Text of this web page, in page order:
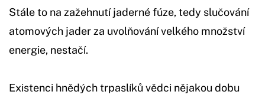
Stále to na zažehnutí jaderné fúze, tedy slučování
atomových jader za uvolňování velkého množství
energie, nestačí.
Existenci hnědých trpaslíků vědci nějakou dobu